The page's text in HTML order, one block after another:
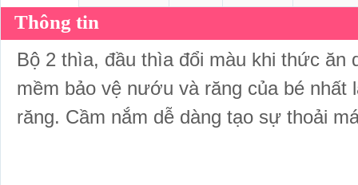
Thông tin
Bộ 2 thìa, đầu thìa đổi màu khi thức ăn
mềm bảo vệ nướu và răng của bé nhất
răng. Cầm nắm dễ dàng tạo sự thoải